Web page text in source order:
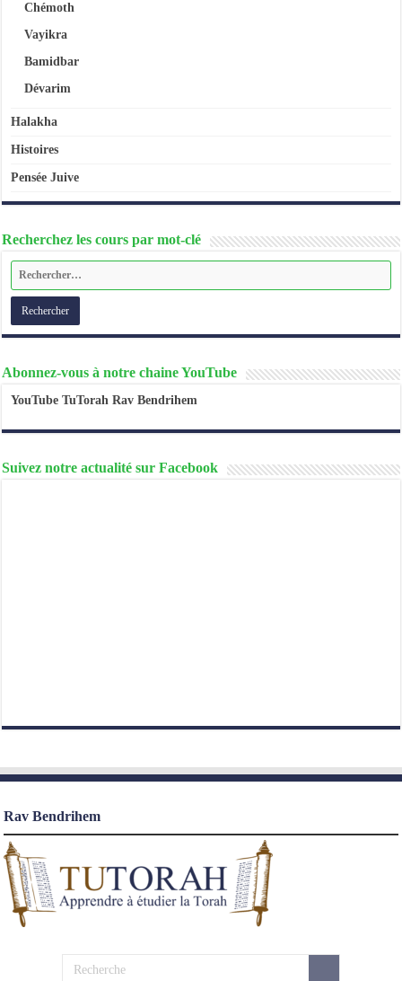
Chémoth
Vayikra
Bamidbar
Dévarim
Halakha
Histoires
Pensée Juive
Recherchez les cours par mot-clé
Abonnez-vous à notre chaine YouTube
YouTube TuTorah Rav Bendrihem
Suivez notre actualité sur Facebook
Rav Bendrihem